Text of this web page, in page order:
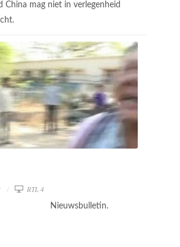
China mag niet in verlegenheid
RTL 4
Nieuwsbulletin.